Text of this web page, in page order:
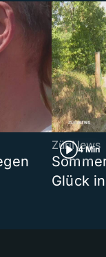
4 Min
ZüriNews
Glück